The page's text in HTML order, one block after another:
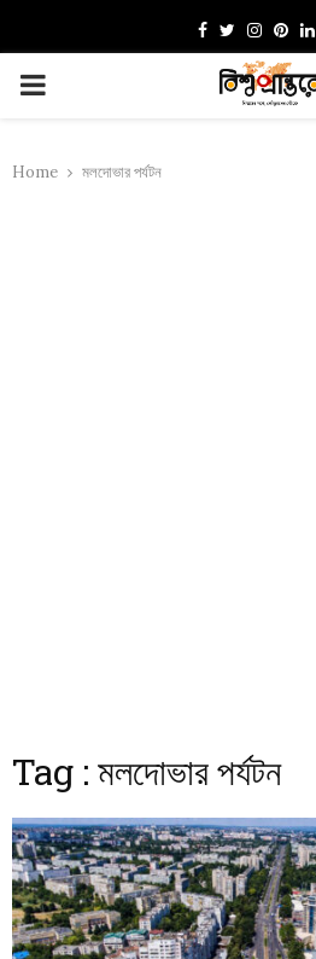
Facebook
Twitter
PRIMARY
Home মলদোভার পর্যটন
Tag : মলদোভার পর্যটন